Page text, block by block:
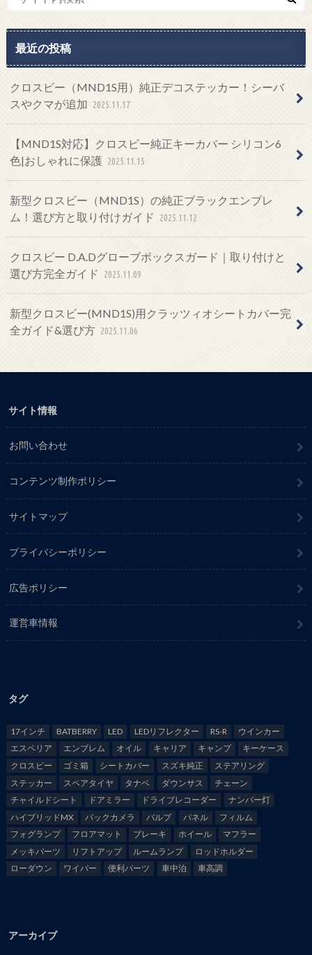
最近の投稿
クロスビー（MND1S用）純正デコステッカー！シーバ
スやクマが追加 2025.11.17
【MND1S対応】クロスビー純正キーカバー シリコン6
色|おしゃれに保護 2025.11.15
新型クロスビー（MND1S）の純正ブラックエンブレ
ム！選び方と取り付けガイド
2025.11.12
クロスビー D.A.Dグローブボックスガード｜取り付けと
選び方完全ガイド
2025.11.09
新型クロスビー(MND1S)用クラッツィオシートカバー完
全ガイド&選び方 2025.11.06
サイト情報
お問い合わせ
コンテンツ制作ポリシー
サイトマップ
プライバシーポリシー
広告ポリシー
運営車情報
タグ
17インチ BATBERRY LED LEDリフレクター RS-R
ウインカー
エスペリア
エンブレム オイル キャリア キャンプ
キーケース
クロスビー
ゴミ箱 シートカバー スズキ純正
ステアリング
ステッカー
スペアタイヤ タナベ ダウンサス
チェーン
チャイルドシート
ドアミラー ドライブレコーダー
ナンバー灯
ハイブリッドMX
バックカメラ バルブ パネル
フィルム
フォグランプ
フロアマット ブレーキ ホイール
マフラー
メッキパーツ
リフトアップ ルームランプ
ロッドホルダー
ローダウン
ワイパー 便利パーツ 車中泊 車高調
アーカイブ